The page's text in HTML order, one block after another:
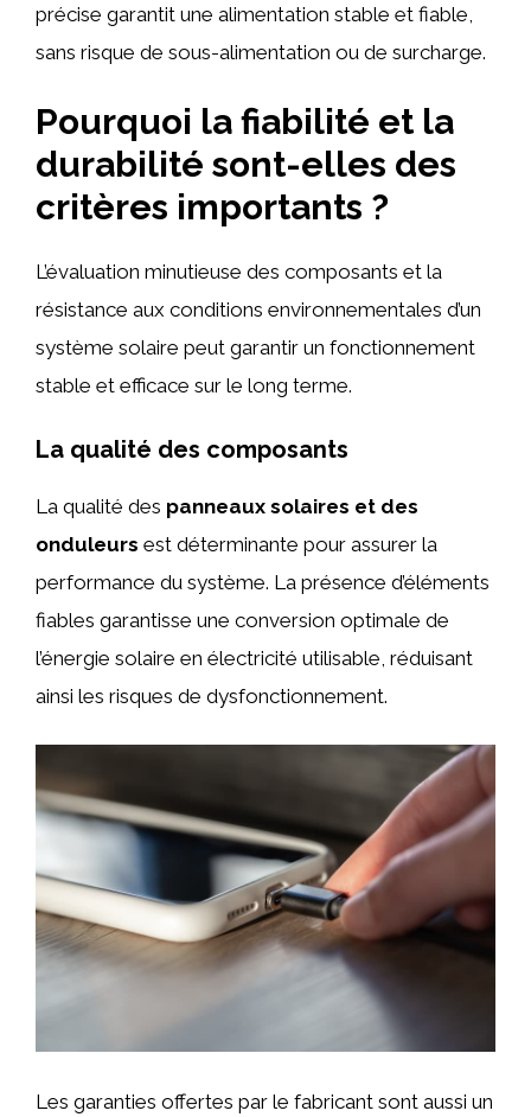
précise garantit une alimentation stable et fiable,
sans risque de sous-alimentation ou de surcharge.
Pourquoi la fiabilité et la
durabilité sont-elles des
critères importants ?
L’évaluation minutieuse des composants et la
résistance aux conditions environnementales d’un
système solaire peut garantir un fonctionnement
stable et efficace sur le long terme.
La qualité des composants
La qualité des panneaux solaires et des
onduleurs est déterminante pour assurer la
performance du système. La présence d’éléments
fiables garantisse une conversion optimale de
l’énergie solaire en électricité utilisable, réduisant
ainsi les risques de dysfonctionnement.
Les garanties offertes par le fabricant sont aussi un